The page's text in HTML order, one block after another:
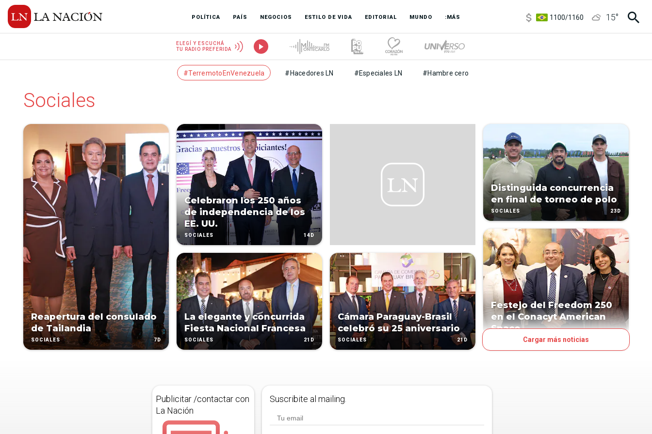
POLÍTICA PAÍS NEGOCIOS ESTILO DE VIDA EDITORIAL MUNDO :MÁS
1100/1160
15°
ELEGÍ Y ESCUCHÁ
TU RADIO PREFERIDA
#TerremotoEnVenezuela #Hacedores LN #Especiales LN #Hambre cero
Sociales
Reapertura del consulado
de Tailandia
SOCIALES 7D
Celebraron los 250 años
de independencia de los
EE. UU.
SOCIALES 14D
La elegante y concurrida
Fiesta Nacional Francesa
SOCIALES 21D
Cámara Paraguay-Brasil
celebró su 25 aniversario
SOCIALES 21D
Distinguida concurrencia
en final de torneo de polo
SOCIALES 23D
Festejo del Freedom 250
en el Conacyt American
Space
Cargar más noticias
Publicitar /contactar con
La Nación
Suscribite al mailing.